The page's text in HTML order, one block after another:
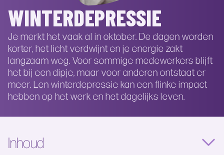
WINTERDEPRESSIE
Je merkt het vaak al in oktober. De dagen worden
korter, het licht verdwijnt en je energie zakt
langzaam weg. Voor sommige medewerkers blijft
het bij een dipje, maar voor anderen ontstaat er
meer. Een winterdepressie kan een flinke impact
hebben op het werk en het dagelijks leven.
Inhoud